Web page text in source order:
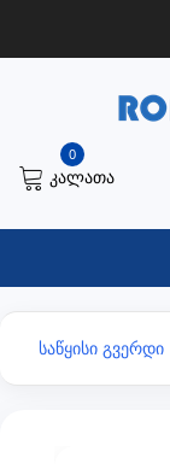
0
კალათა
საწყისი გვერდი